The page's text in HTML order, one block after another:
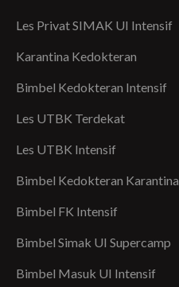
Les Privat SIMAK UI Intensif
Karantina Kedokteran
Bimbel Kedokteran Intensif
Les UTBK Terdekat
Les UTBK Intensif
Bimbel Kedokteran Karantina
Bimbel FK Intensif
Bimbel Simak UI Supercamp
Bimbel Masuk UI Intensif